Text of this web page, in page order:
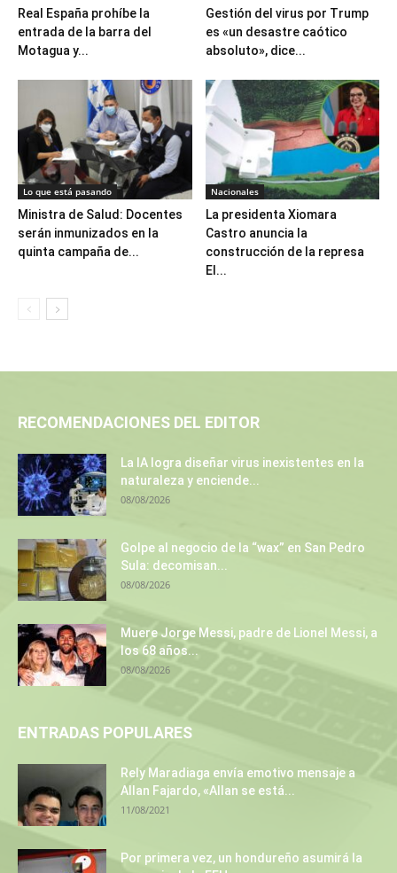
Real España prohíbe la
entrada de la barra del
Motagua y...
Gestión del virus por Trump
es «un desastre caótico
absoluto», dice...
Lo que está pasando
Ministra de Salud: Docentes
serán inmunizados en la
quinta campaña de...
Nacionales
La presidenta Xiomara
Castro anuncia la
construcción de la represa
El...
RECOMENDACIONES DEL EDITOR
La IA logra diseñar virus inexistentes en la
naturaleza y enciende...
08/08/2026
Golpe al negocio de la “wax” en San Pedro
Sula: decomisan...
08/08/2026
Muere Jorge Messi, padre de Lionel Messi, a
los 68 años...
08/08/2026
ENTRADAS POPULARES
Rely Maradiaga envía emotivo mensaje a
Allan Fajardo, «Allan se está...
11/08/2021
Por primera vez, un hondureño asumirá la